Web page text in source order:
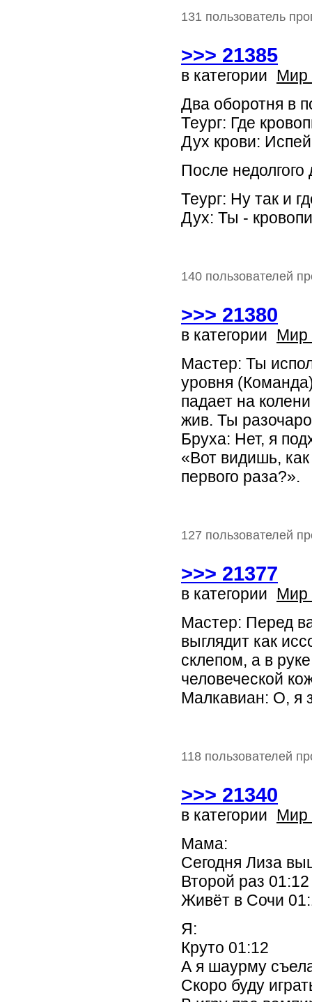
131 пользователь
>>> 21385
в категории Мир
Два оборотня в
Теург: Где
Дух крови:
После недолгого
Теург: Ну так и
Дух: Ты -
140 пользователей
>>> 21380
в категории Мир
Мастер: Ты
уровня
падает на
жив. Ты
Бруха: Нет, я
«Вот видишь,
первого раза?».
127 пользователей
>>> 21377
в категории Мир
Мастер: Перед
выглядит как
склепом, а в
человеческой
Малкавиан: О, я
118 пользователей
>>> 21340
в категории Мир
Мама:
Сегодня Лиза
Второй раз 01:12
Живёт в Сочи
Я:
Круто 01:12
А я шаурму
Скоро буду